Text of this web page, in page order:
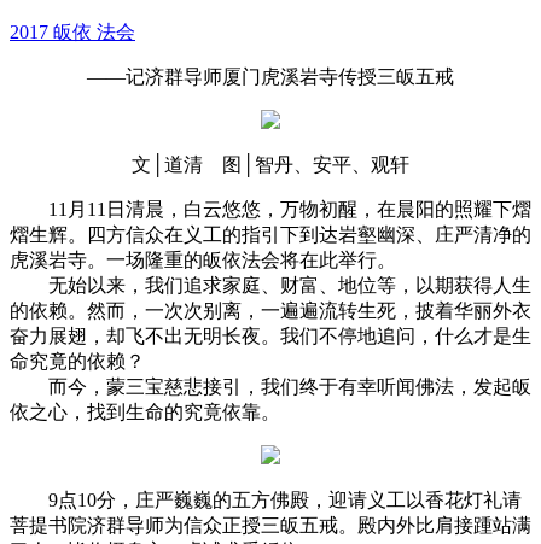
2017 皈依 法会
——记济群导师厦门虎溪岩寺传授三皈五戒
文│道清 图│智丹、安平、观轩
11月11日清晨，白云悠悠，万物初醒，在晨阳的照耀下熠
熠生辉。四方信众在义工的指引下到达岩壑幽深、庄严清净的
虎溪岩寺。一场隆重的皈依法会将在此举行。
无始以来，我们追求家庭、财富、地位等，以期获得人生
的依赖。然而，一次次别离，一遍遍流转生死，披着华丽外衣
奋力展翅，却飞不出无明长夜。我们不停地追问，什么才是生
命究竟的依赖？
而今，蒙三宝慈悲接引，我们终于有幸听闻佛法，发起皈
依之心，找到生命的究竟依靠。
9点10分，庄严巍巍的五方佛殿，迎请义工以香花灯礼请
菩提书院济群导师为信众正授三皈五戒。殿内外比肩接踵站满